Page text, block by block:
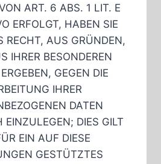
ART. 6 ABS. 1 LIT. E
ERFOLGT, HABEN SIE
RECHT, AUS GRÜNDEN,
IHRER BESONDEREN
GEGEN DIE
IHRER
DATEN
EINZULEGEN; DIES GILT
EIN AUF DIESE
GESTÜTZTES